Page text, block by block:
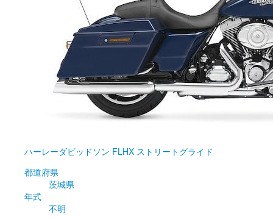
ハーレーダビッドソン FLHX ストリートグライド
都道府県
茨城県
年式
不明